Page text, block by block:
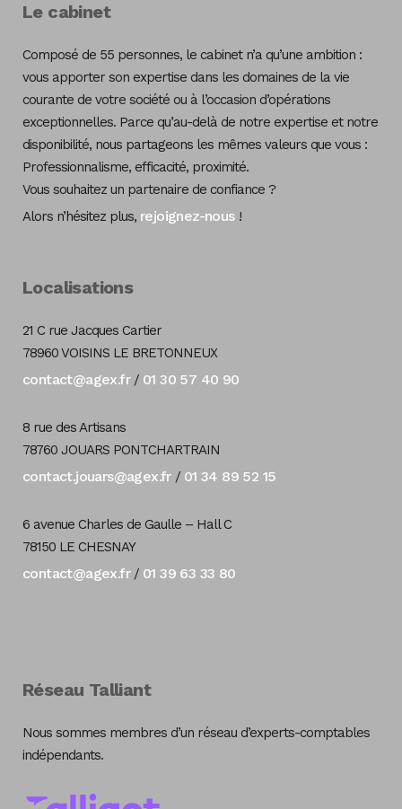
Le cabinet
Composé de 55 personnes, le cabinet n’a qu’une ambition :
vous apporter son expertise dans les domaines de la vie
courante de votre société ou à l’occasion d’opérations
exceptionnelles. Parce qu’au-delà de notre expertise et notre
disponibilité, nous partageons les mêmes valeurs que vous :
Professionnalisme, efficacité, proximité.
Vous souhaitez un partenaire de confiance ?
Alors n’hésitez plus, rejoignez-nous!
Localisations
21 C rue Jacques Cartier
78960 VOISINS LE BRETONNEUX
contact@agex.fr/ 01 30 57 40 90
8 rue des Artisans
78760 JOUARS PONTCHARTRAIN
contact.jouars@agex.fr/ 01 34 89 52 15
6 avenue Charles de Gaulle – Hall C
78150 LE CHESNAY
contact@agex.fr/ 01 39 63 33 80
Réseau Talliant
Nous sommes membres d’un réseau d’experts-comptables
indépendants.